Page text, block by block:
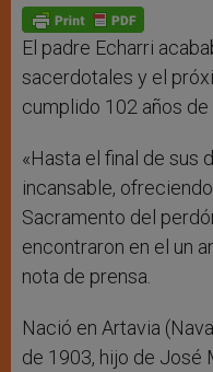
p
p
g
e
r
o
k
El padre Echarri
sacerdotales y el
cumplido 102 años de
«Hasta el final de sus
incansable,
Sacramento del
encontraron en el un
nota de prensa.
Nació en Artavia
de 1903, hijo de José